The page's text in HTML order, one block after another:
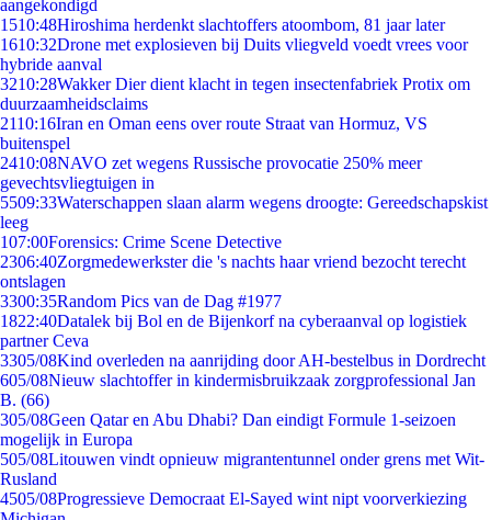
aangekondigd
1510:48Hiroshima herdenkt slachtoffers atoombom, 81 jaar later
1610:32Drone met explosieven bij Duits vliegveld voedt vrees voor
hybride aanval
3210:28Wakker Dier dient klacht in tegen insectenfabriek Protix om
duurzaamheidsclaims
2110:16Iran en Oman eens over route Straat van Hormuz, VS
buitenspel
2410:08NAVO zet wegens Russische provocatie 250% meer
gevechtsvliegtuigen in
5509:33Waterschappen slaan alarm wegens droogte: Gereedschapskist
leeg
107:00Forensics: Crime Scene Detective
2306:40Zorgmedewerkster die 's nachts haar vriend bezocht terecht
ontslagen
3300:35Random Pics van de Dag #1977
1822:40Datalek bij Bol en de Bijenkorf na cyberaanval op logistiek
partner Ceva
3305/08Kind overleden na aanrijding door AH-bestelbus in Dordrecht
605/08Nieuw slachtoffer in kindermisbruikzaak zorgprofessional Jan
B. (66)
305/08Geen Qatar en Abu Dhabi? Dan eindigt Formule 1-seizoen
mogelijk in Europa
505/08Litouwen vindt opnieuw migrantentunnel onder grens met Wit-
Rusland
4505/08Progressieve Democraat El-Sayed wint nipt voorverkiezing